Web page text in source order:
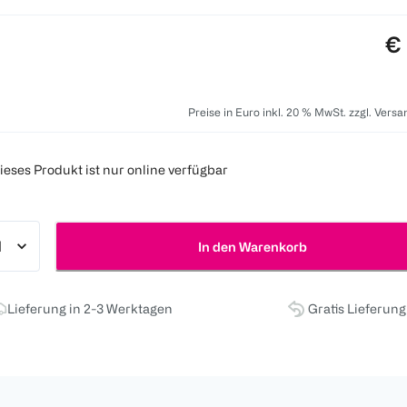
€
Preise in Euro inkl. 20 % MwSt. zzgl.
Produkt ist nur online verfügbar
In den Warenkorb
Lieferung in 2-3 Werktagen Gratis